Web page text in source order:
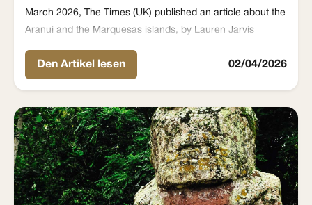
March 2026, The Times (UK) published an article about the
Aranui and the Marquesas islands, by Lauren Jarvis
Den Artikel lesen 02/04/2026